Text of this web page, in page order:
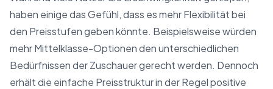
haben einige das Gefühl, dass es mehr Flexibilität bei
den Preisstufen geben könnte. Beispielsweise würden
mehr Mittelklasse-Optionen den unterschiedlichen
Bedürfnissen der Zuschauer gerecht werden. Dennoch
erhält die einfache Preisstruktur in der Regel positive